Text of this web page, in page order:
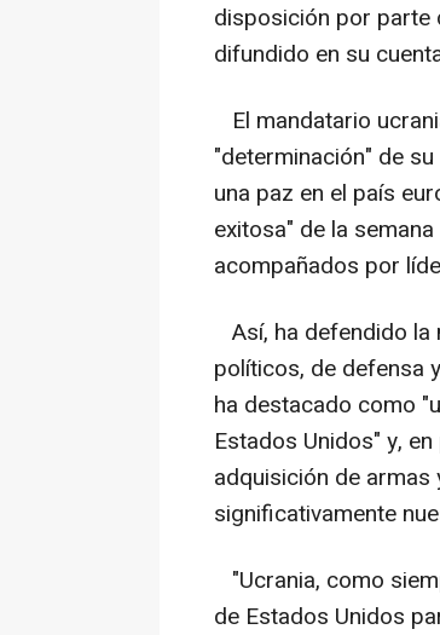
disposición por parte
difundido en su
El mandatario
"determinación" de
una paz en el país
exitosa" de la
acompañados por
Así, ha defendido
políticos, de defensa
ha destacado como
Estados Unidos" y,
adquisición de
significativamente
"Ucrania, como
de Estados Unidos